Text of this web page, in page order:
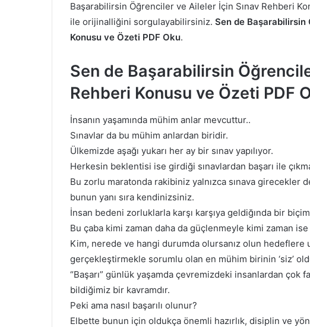
Başarabilirsin Öğrenciler ve Aileler İçin Sınav Rehberi
ile orijinalliğini sorgulayabilirsiniz. Sen de Başarabilirsin
Konusu ve Özeti PDF Oku.
Sen de Başarabilirsin
Rehberi Konusu ve Özeti PDF
İnsanın yaşamında mühim anlar mevcuttur..
Sınavlar da bu mühim anlardan biridir.
Ülkemizde aşağı yukarı her ay bir sınav yapılıyor.
Herkesin beklentisi ise girdiği sınavlardan başarı ile
Bu zorlu maratonda rakibiniz yalnızca sınava girecekler
bunun yanı sıra kendinizsiniz.
İnsan bedeni zorluklarla karşı karşıya geldiğında bir
Bu çaba kimi zaman daha da güçlenmeyle kimi zaman ise
Kim, nerede ve hangi durumda olursanız olun hedeflere
gerçekleştirmekle sorumlu olan en mühim birinin ‘siz’
“Başarı” günlük yaşamda çevremizdeki insanlardan çok
bildiğimiz bir kavramdır.
Peki ama nasıl başarılı olunur?
Elbette bunun için oldukça önemli hazırlık, disiplin ve